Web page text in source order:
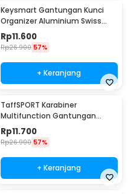
Keysmart Gantungan Kunci
Organizer Aluminium Swiss
Army Style Size L
Rp11.600
Rp26.900 57%
+ Keranjang
TaffSPORT Karabiner
Multifunction Gantungan
Kunci Stainless Steel - ED77
Rp11.700
Rp26.900 57%
+ Keranjang